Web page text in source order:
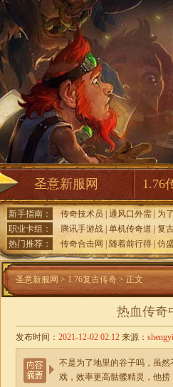
圣意新服网 1.76
新手指南： 传奇技术员 通风口外需 为
职业卡组：
腾讯手游战 单机传奇道 复
热门推荐：
传奇合击网 随着前行得 仿
圣意新服网 > 1.76复古传奇 > 正文
热血传奇
发布时间： 2021-12-02 02:12 来源：
不是为了地里的谷子吗，虽
戏，效率更高骷髅精灵，他捞